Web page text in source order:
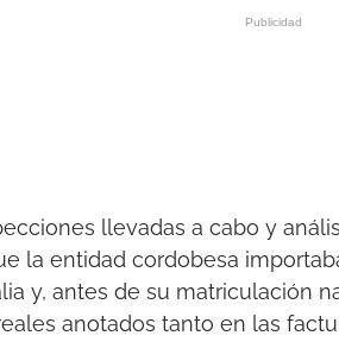
llevadas a cabo y
la entidad cordobesa
y, antes de su matriculación
anotados tanto en las